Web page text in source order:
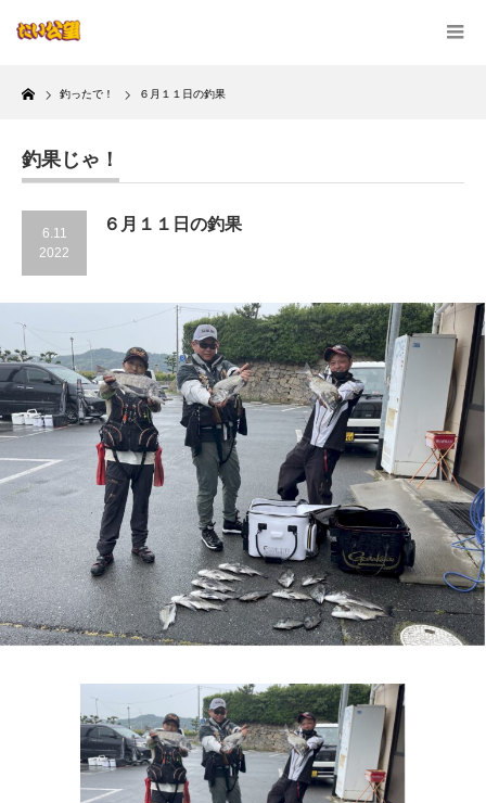
Home
釣ったで！ ６月１１日の釣果
釣果じゃ！
6.11
2022
６月１１日の釣果